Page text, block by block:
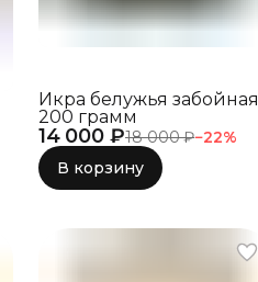
14 000 ₽18 000 ₽−22%
Икра белужья забойная
200 грамм
В корзину